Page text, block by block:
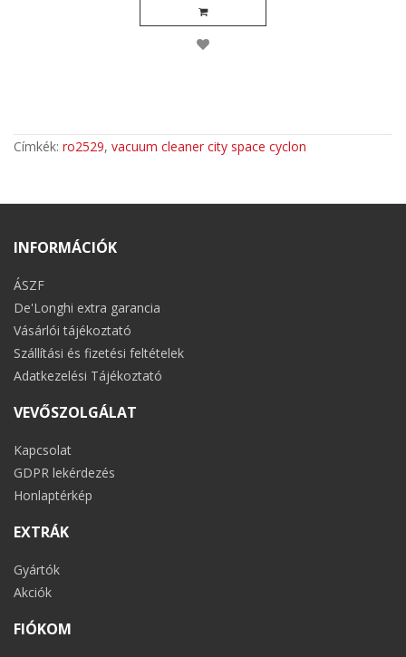
Címkék: ro2529, vacuum cleaner city space cyclon
INFORMÁCIÓK
ÁSZF
De'Longhi extra garancia
Vásárlói tájékoztató
Szállítási és fizetési feltételek
Adatkezelési Tájékoztató
VEVŐSZOLGÁLAT
Kapcsolat
GDPR lekérdezés
Honlaptérkép
EXTRÁK
Gyártók
Akciók
FIÓKOM